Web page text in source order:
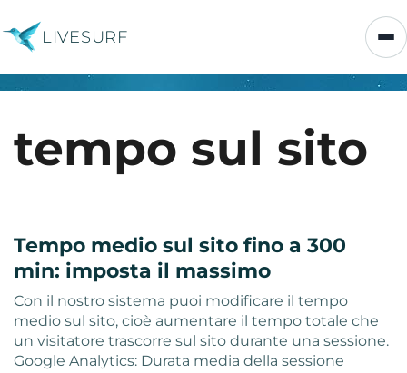
LIVESURF
tempo sul sito
Tempo medio sul sito fino a 300
min: imposta il massimo
Con il nostro sistema puoi modificare il tempo
medio sul sito, cioè aumentare il tempo totale che
un visitatore trascorre sul sito durante una sessione.
Google Analytics: Durata media della sessione